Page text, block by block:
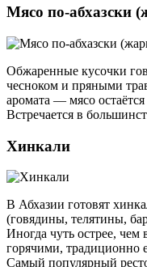
Мясо по-абхазски
Обжаренные кусочки
чесноком и пряными
аромата — мясо
Встречается в
Хинкали
В Абхазии готовят
(говядины, телятины,
Иногда чуть острее,
горячими, традиционно
Самый популярный